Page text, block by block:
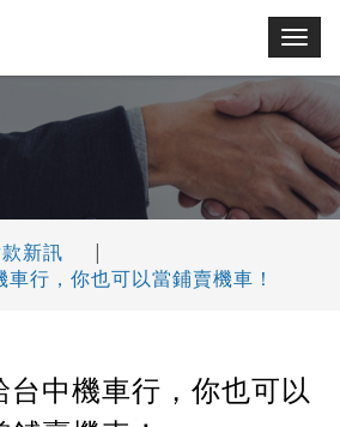
切
選
單
新訊
|
行，你也可以當鋪賣機車！
台中機車行，你也可以